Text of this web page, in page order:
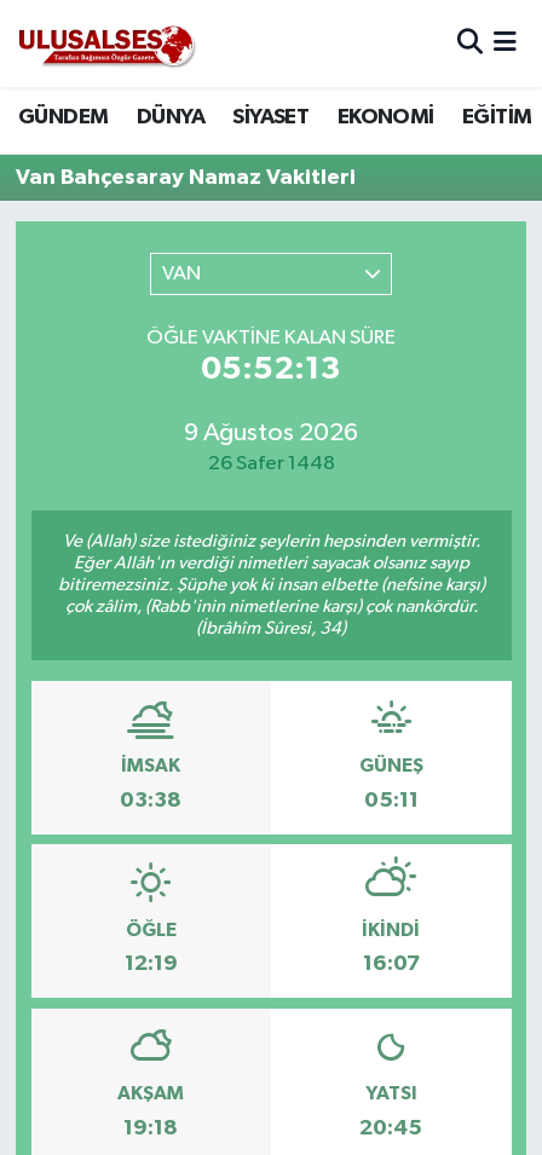
GÜNDEM DÜNYA SİYASET EKONOMİ EĞİTİM
Van Bahçesaray Namaz Vakitleri
VAN
ÖĞLE VAKTINE KALAN SÜRE
05:52:13
9 Ağustos 2026
26 Safer 1448
Ve (Allah) size istediğiniz şeylerin hepsinden vermiştir.
Eğer Allâh'ın verdiği nimetleri sayacak olsanız sayıp
bitiremezsiniz. Şüphe yok ki insan elbette (nefsine karşı)
çok zâlim, (Rabb'inin nimetlerine karşı) çok nankördür.
(İbrâhîm Sûresi, 34)
İMSAK
03:38
GÜNEŞ
05:11
ÖĞLE
12:19
İKINDI
16:07
AKŞAM
19:18
YATSI
20:45
DÜNYA
EKONOMİ
Trafik Durumu
Tüm Manşetler
Son Dakika Haberleri